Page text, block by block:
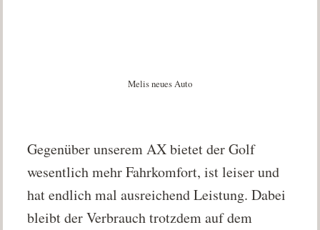
Melis neues Auto
Gegenüber unserem AX bietet der Golf
wesentlich mehr Fahrkomfort, ist leiser und
hat endlich mal ausreichend Leistung. Dabei
bleibt der Verbrauch trotzdem auf dem